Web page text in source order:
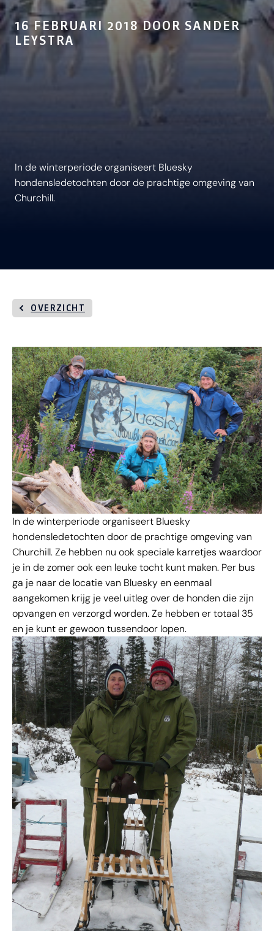
16 FEBRUARI 2018 DOOR SANDER
LEYSTRA
In de winterperiode organiseert Bluesky
hondensledetochten door de prachtige omgeving van
Churchill.
OVERZICHT
In de winterperiode organiseert Bluesky
hondensledetochten door de prachtige omgeving van
Churchill. Ze hebben nu ook speciale karretjes waardoor
je in de zomer ook een leuke tocht kunt maken. Per bus
ga je naar de locatie van Bluesky en eenmaal
aangekomen krijg je veel uitleg over de honden die zijn
opvangen en verzorgd worden. Ze hebben er totaal 35
en je kunt er gewoon tussendoor lopen.